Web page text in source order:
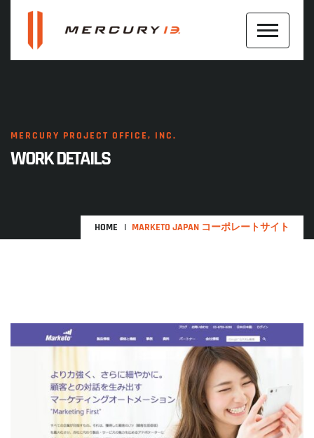
MERCURY PROJECT OFFICE, INC.
WORK DETAILS
HOME MARKETO JAPAN コーポレートサイト